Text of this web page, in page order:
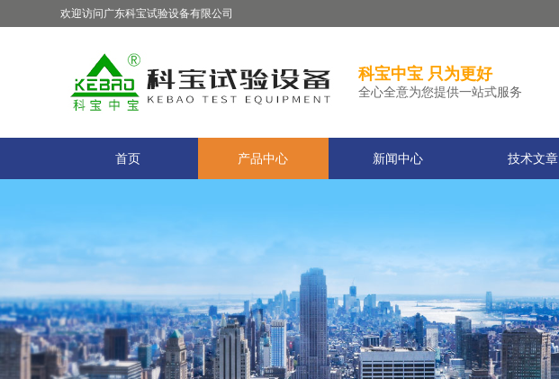
欢迎访问广东科宝试验设备有限公司
科宝中宝 只为更好
全心全意为您提供一站式服务
首页 产品中心 新闻中心 技术文章